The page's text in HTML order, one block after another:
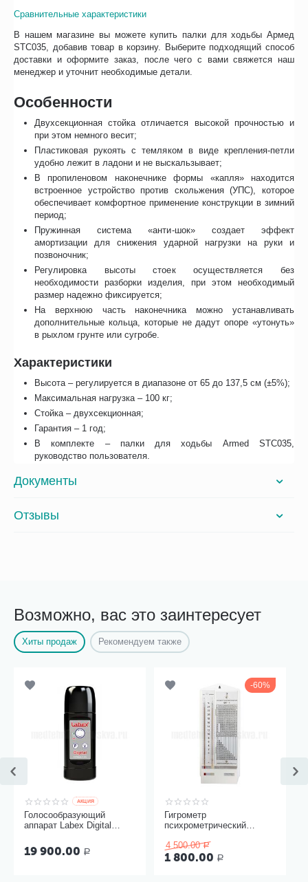
Сравнительные характеристики
В нашем магазине вы можете купить палки для ходьбы Армед
STC035, добавив товар в корзину. Выберите подходящий способ
доставки и оформите заказ, после чего с вами свяжется наш
менеджер и уточнит необходимые детали.
Особенности
Двухсекционная стойка отличается высокой прочностью и
при этом немного весит;
Пластиковая рукоять с темляком в виде крепления-петли
удобно лежит в ладони и не выскальзывает;
В пропиленовом наконечнике формы «капля» находится
встроенное устройство против скольжения (УПС), которое
обеспечивает комфортное применение конструкции в зимний
период;
Пружинная система «анти-шок» создает эффект
амортизации для снижения ударной нагрузки на руки и
позвоночник;
Регулировка высоты стоек осуществляется без
необходимости разборки изделия, при этом необходимый
размер надежно фиксируется;
На верхнюю часть наконечника можно устанавливать
дополнительные кольца, которые не дадут опоре «утонуть»
в рыхлом грунте или сугробе.
Характеристики
Высота – регулируется в диапазоне от 65 до 137,5 см (±5%);
Максимальная нагрузка – 100 кг;
Стойка – двухсекционная;
Гарантия – 1 год;
В комплекте – палки для ходьбы Armed STC035,
руководство пользователя.
Документы
Отзывы
Возможно, вас это заинтересует
Хиты продаж Рекомендуем также
AКЦИЯ
Голосообразующий
аппарат Labex Digital
корпус
19 900.00 Р
60%
Гигрометр
психрометрический
4 500.00 Р
1 800.00 Р